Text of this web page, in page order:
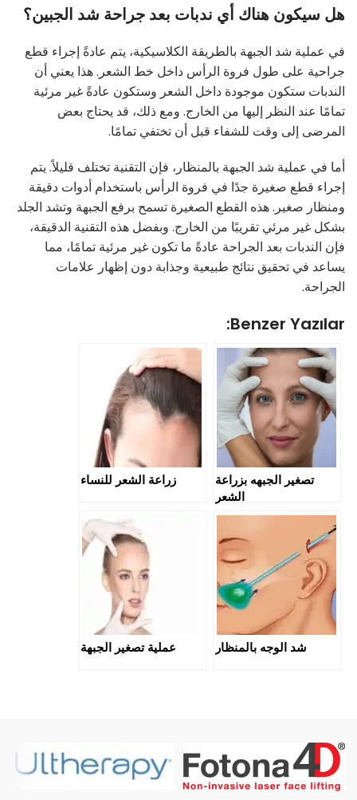
هل سيكون هناك أي ندبات بعد جراحة شد الجبين؟
في عملية شد الجبهة بالطريقة الكلاسيكية، يتم عادةً إجراء قطع
جراحية على طول فروة الرأس داخل خط الشعر. هذا يعني أن
الندبات ستكون موجودة داخل الشعر وستكون عادةً غير مرئية
تمامًا عند النظر إليها من الخارج. ومع ذلك، قد يحتاج بعض
المرضى إلى وقت للشفاء قبل أن تختفي تمامًا.
أما في عملية شد الجبهة بالمنظار، فإن التقنية تختلف قليلاً. يتم
إجراء قطع صغيرة جدًا في فروة الرأس باستخدام أدوات دقيقة
ومنظار صغير. هذه القطع الصغيرة تسمح برفع الجبهة وتشد الجلد
بشكل غير مرئي تقريبًا من الخارج. وبفضل هذه التقنية الدقيقة،
فإن الندبات بعد الجراحة عادةً ما تكون غير مرئية تمامًا، مما
يساعد في تحقيق نتائج طبيعية وجذابة دون إظهار علامات
الجراحة.
Benzer Yazılar:
تصغير الجبهه بزراعة
الشعر
زراعة الشعر للنساء
شد الوجه بالمنظار عملية تصغير الجبهة